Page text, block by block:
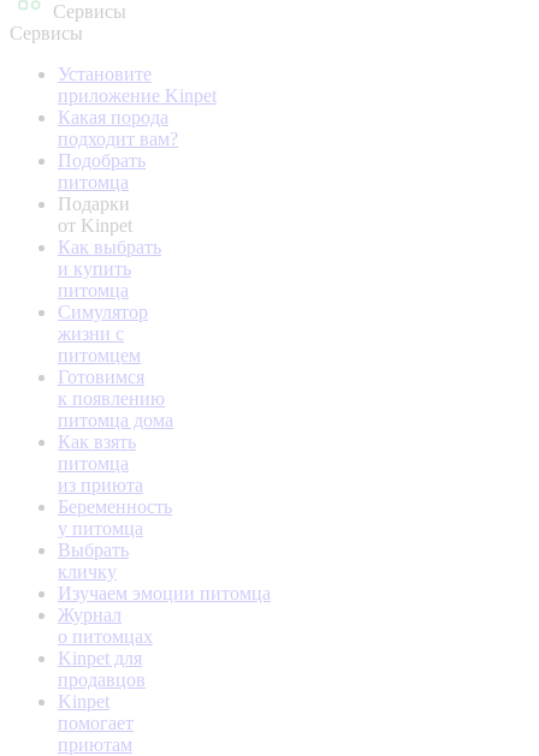
Сервисы
Сервисы
Установите
приложение Kinpet
Какая порода
подходит вам?
Подобрать
питомца
Подарки
от Kinpet
Как выбрать
и купить
питомца
Симулятор
жизни с
питомцем
Готовимся
к появлению
питомца дома
Как взять
питомца
из приюта
Беременность
у питомца
Выбрать
кличку
Изучаем эмоции питомца
Журнал
о питомцах
Kinpet для
продавцов
Kinpet
помогает
приютам